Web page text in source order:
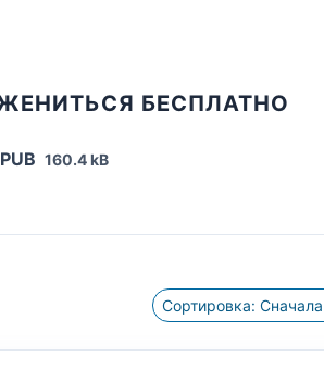
БЕСПЛАТНО
160.4 kB
Сортировка: